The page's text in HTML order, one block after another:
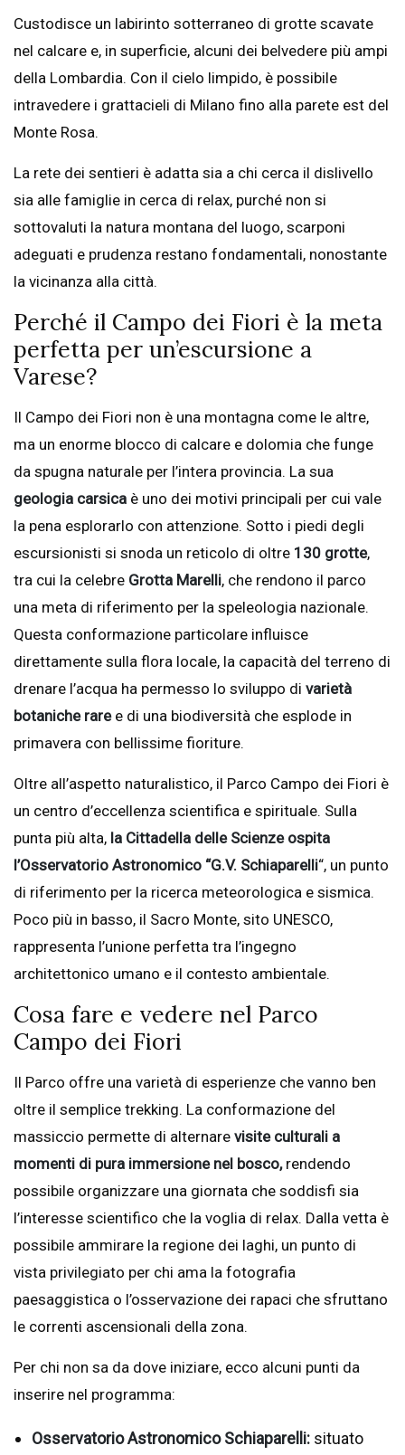
Custodisce un labirinto sotterraneo di grotte scavate
nel calcare e, in superficie, alcuni dei belvedere più ampi
della Lombardia. Con il cielo limpido, è possibile
intravedere i grattacieli di Milano fino alla parete est del
Monte Rosa.
La rete dei sentieri è adatta sia a chi cerca il dislivello
sia alle famiglie in cerca di relax, purché non si
sottovaluti la natura montana del luogo, scarponi
adeguati e prudenza restano fondamentali, nonostante
la vicinanza alla città.
Perché il Campo dei Fiori è la meta
perfetta per un’escursione a
Varese?
Il Campo dei Fiori non è una montagna come le altre,
ma un enorme blocco di calcare e dolomia che funge
da spugna naturale per l’intera provincia. La sua
geologia carsica è uno dei motivi principali per cui vale
la pena esplorarlo con attenzione. Sotto i piedi degli
escursionisti si snoda un reticolo di oltre 130 grotte,
tra cui la celebre Grotta Marelli, che rendono il parco
una meta di riferimento per la speleologia nazionale.
Questa conformazione particolare influisce
direttamente sulla flora locale, la capacità del terreno di
drenare l’acqua ha permesso lo sviluppo di varietà
botaniche raree di una biodiversità che esplode in
primavera con bellissime fioriture.
Oltre all’aspetto naturalistico, il Parco Campo dei Fiori è
un centro d’eccellenza scientifica e spirituale. Sulla
punta più alta, la Cittadella delle Scienze ospita
l’Osservatorio Astronomico “G.V. Schiaparelli“, un punto
di riferimento per la ricerca meteorologica e sismica.
Poco più in basso, il Sacro Monte, sito UNESCO,
rappresenta l’unione perfetta tra l’ingegno
architettonico umano e il contesto ambientale.
Cosa fare e vedere nel Parco
Campo dei Fiori
Il Parco offre una varietà di esperienze che vanno ben
oltre il semplice trekking. La conformazione del
massiccio permette di alternare visite culturali a
momenti di pura immersione nel bosco,rendendo
possibile organizzare una giornata che soddisfi sia
l’interesse scientifico che la voglia di relax. Dalla vetta è
possibile ammirare la regione dei laghi, un punto di
vista privilegiato per chi ama la fotografia
paesaggistica o l’osservazione dei rapaci che sfruttano
le correnti ascensionali della zona.
Per chi non sa da dove iniziare, ecco alcuni punti da
inserire nel programma:
Osservatorio Astronomico Schiaparelli: situato